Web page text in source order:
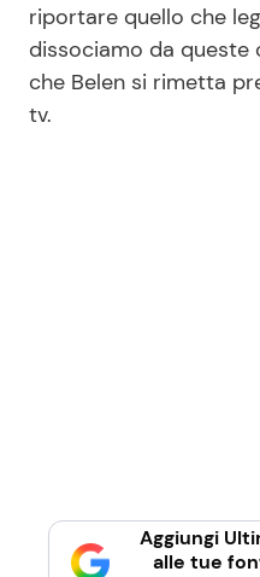
riportare quello che
dissociamo da queste
che Belen si rimetta
tv.
Aggiungi
alle tue